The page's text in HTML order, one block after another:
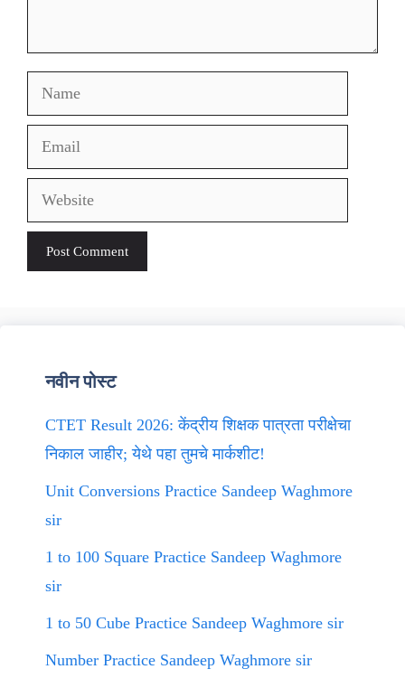
Name
Email
Website
नवीन पोस्ट
CTET Result 2026: केंद्रीय शिक्षक पात्रता परीक्षेचा
निकाल जाहीर; येथे पहा तुमचे मार्कशीट!
Unit Conversions Practice Sandeep Waghmore
sir
1 to 100 Square Practice Sandeep Waghmore
sir
1 to 50 Cube Practice Sandeep Waghmore sir
Number Practice Sandeep Waghmore sir